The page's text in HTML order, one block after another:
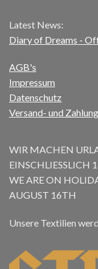
Latest News:
Diary of Dreams -
AGB's
Impressum
Datenschutz
Versand- und
WIR MACHEN
EINSCHLIESSLICH
WE ARE ON
AUGUST 16TH
Unsere Textilien